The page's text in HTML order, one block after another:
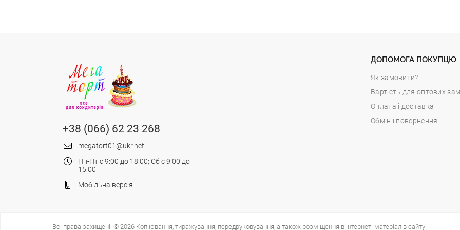
+38 (066) 62 23 268
megatort01@ukr.net
Пн-Пт с 9:00 до 18:00; Сб с 9:00 до
15:00
Мобільна версія
ДОПОМОГА ПОКУПЦЮ
Як замовити?
Вартість для оптових
Оплата і доставка
Обмін і повернення
Всі права захищені. © 2026 Копіювання, тиражування, передруковування, а також розміщення в інтернеті матеріалів сайту